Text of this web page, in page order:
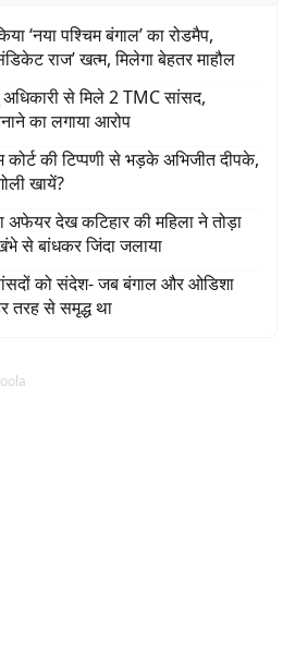
‘नया पश्चिम बंगाल’ का रोडमैप,
राज’ खत्म, मिलेगा बेहतर माहौल
से मिले 2 TMC सांसद,
का लगाया आरोप
कोर्ट की टिप्पणी से भड़के अभिजीत दीपके,
खायें?
अफेयर देख कटिहार की महिला ने तोड़ा
से बांधकर जिंदा जलाया
को संदेश- जब बंगाल और ओडिशा
तरह से समृद्ध था